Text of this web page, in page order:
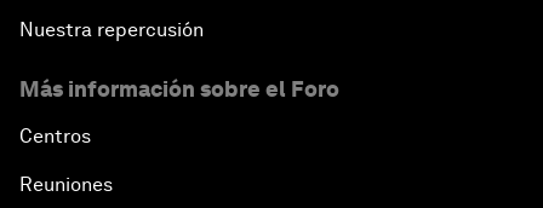
Nuestra repercusión
Más información sobre el Foro
Centros
Reuniones